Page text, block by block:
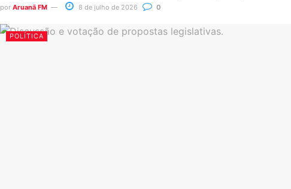
por Aruanã FM 8 de julho de 2026 0
POLÍTICA